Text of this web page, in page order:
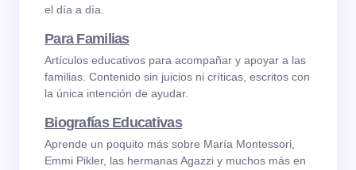
el día a día.
Para Familias
Artículos educativos para acompañar y apoyar a las
familias. Contenido sin juicios ni críticas, escritos con
la única intención de ayudar.
Biografías Educativas
Aprende un poquito más sobre María Montessori,
Emmi Pikler, las hermanas Agazzi y muchos más en